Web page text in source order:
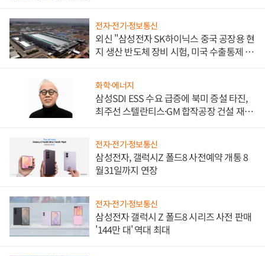
전자·전기·정보통신
외신 "삼성전자 SK하이닉스 중국 공장용 현
지 생산 반도체 장비 시험, 미국 수출통제 대
화학·에너지
삼성SDI ESS 수요 급증에 북미 증설 타진,
최주선 스텔란티스·GM 합작공장 건설 재추
전자·전기·정보통신
삼성전자, 갤럭시Z 폴드8 사전예약 개통 8
월31일까지 연장
전자·전기·정보통신
삼성전자 갤럭시 Z 폴드8 시리즈 사전 판매
'144만 대' 역대 최대